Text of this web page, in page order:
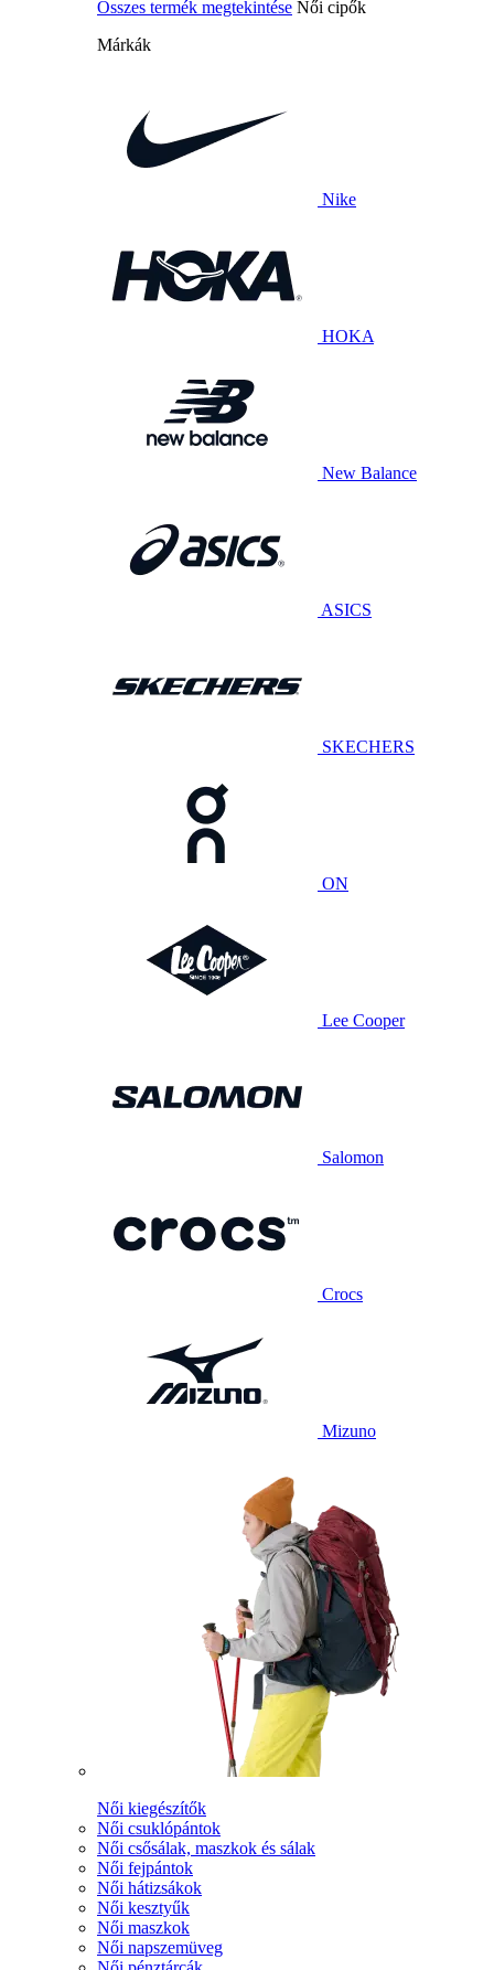
Összes termék megtekintése Női cipők
Márkák
Nike
HOKA
New Balance
ASICS
SKECHERS
ON
Lee Cooper
Salomon
Crocs
Mizuno
Női kiegészítők
Női csuklópántok
Női csősálak, maszkok és sálak
Női fejpántok
Női hátizsákok
Női kesztyűk
Női maszkok
Női napszemüveg